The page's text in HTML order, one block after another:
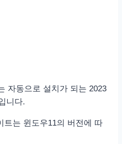
자동으로 설치가 되는 2023
니다.
트는 윈도우11의 버전에 따